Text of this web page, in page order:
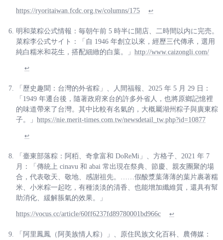
https://ryoritaiwan.fcdc.org.tw/columns/175 ↩
明和菜粽公式情報：毎朝午前 5 時半に開店、二時間以内に完売。
菜粽李公式サイト：「自 1946 年創立以來，經歷三代傳承，選用
純白糯米和花生，搭配細緻的白葉。」 http://www.caizongli.com/
↩
「歷史趣聞：台灣的外省粽」、人間福報、2025 年 5 月 29 日：
「1949 年遷台後，隨著政府來台的許多外省人，也將原鄉記憶裡
的味道帶來了台灣。其中比較有名氣的，大概屬湖州粽子與廣東粽
子。」 https://nie.merit-times.com.tw/newsdetail_tw.php?id=10877
↩
「臺東部落粽：阿粨、奇拿富和 DoReMi」、方格子、2021 年 7
月：「傳統上 cinavu 和 abai 常出現在祭典、節慶、親友團聚的場
合，代表敬天、敬地、感謝祖先。……假酸漿葉薄薄的葉片裹著糯
米、小米粽一起吃，有種淡淡的清香、也能增加纖維質，還具有幫
助消化、緩解脹氣的效果。」
https://vocus.cc/article/60ff6237fd89780001bd966c ↩
「阿里鳳鳳（阿美族情人粽）」、原住民族文化百科、農傳媒：